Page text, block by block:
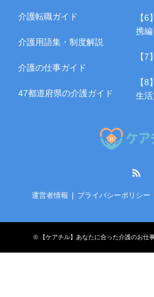
介護転職ガイド
介護用語集・制度解説
介護の仕事ガイド
47都道府県の介護ガイド
【
携編
【
【
生
運営者情報 プライバシーポリシー
© 【ケアチル】あなたに合った介護のお仕